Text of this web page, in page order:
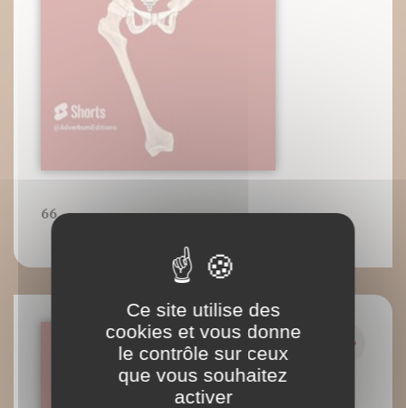
66
Ce site utilise des
cookies et vous donne
le contrôle sur ceux
que vous souhaitez
activer